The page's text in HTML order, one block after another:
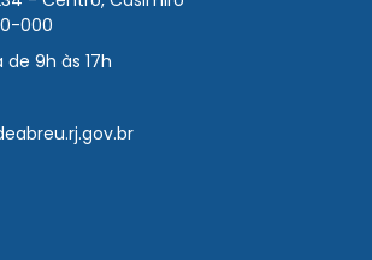
000
9h às 17h